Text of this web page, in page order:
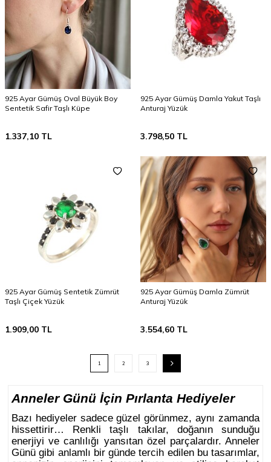
925 Ayar Gümüş Oval Büyük Boy
Sentetik Safir Taşlı Küpe
1.337,10 TL
925 Ayar Gümüş Damla Yakut Taşlı
Anturaj Yüzük
3.798,50 TL
925 Ayar Gümüş Sentetik Zümrüt
Taşlı Çiçek Yüzük
1.909,00 TL
925 Ayar Gümüş Damla Zümrüt
Anturaj Yüzük
3.554,60 TL
1 2 3
Anneler Günü İçin Pırlanta Hediyeler
Bazı hediyeler sadece güzel görünmez, aynı zamanda
hissettirir… Renkli taşlı takılar, doğanın sunduğu
enerjiyi ve canlılığı yansıtan özel parçalardır. Anneler
Günü gibi anlamlı bir günde tercih edilen bu tasarımlar,